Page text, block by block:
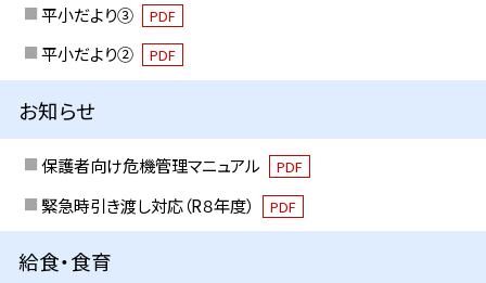
平小だより③
PDF
平小だより② PDF
お知らせ
保護者向け危機管理マニュアル PDF
緊急時引き渡し対応（R８年度） PDF
給食・食育